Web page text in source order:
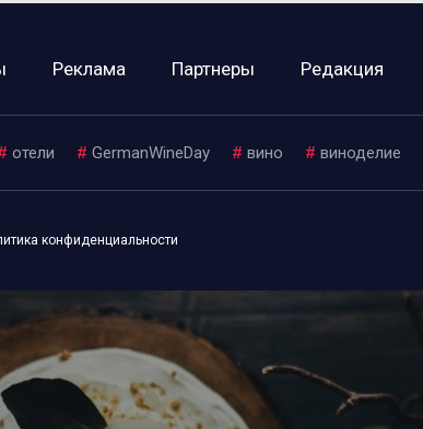
Реклама Партнеры Редакция
отели # GermanWineDay # вино # виноделие
конфиденциальности